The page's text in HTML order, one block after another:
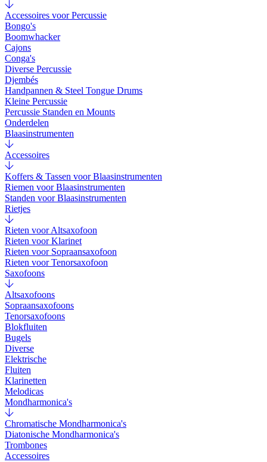
Accessoires voor Percussie
Bongo's
Boomwhacker
Cajons
Conga's
Diverse Percussie
Djembés
Handpannen & Steel Tongue Drums
Kleine Percussie
Percussie Standen en Mounts
Onderdelen
Blaasinstrumenten
Accessoires
Koffers & Tassen voor Blaasinstrumenten
Riemen voor Blaasinstrumenten
Standen voor Blaasinstrumenten
Rietjes
Rieten voor Altsaxofoon
Rieten voor Klarinet
Rieten voor Sopraansaxofoon
Rieten voor Tenorsaxofoon
Saxofoons
Altsaxofoons
Sopraansaxofoons
Tenorsaxofoons
Blokfluiten
Bugels
Diverse
Elektrische
Fluiten
Klarinetten
Melodicas
Mondharmonica's
Chromatische Mondharmonica's
Diatonische Mondharmonica's
Trombones
Accessoires